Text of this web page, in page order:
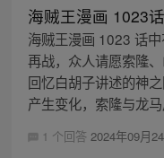
海贼王漫画 1023话
海贼王漫画 1023 话
再战，众人请愿索隆
回忆白胡子讲述的神
产生变化，索隆与龙
1 个回答 2024年09月